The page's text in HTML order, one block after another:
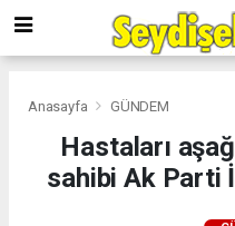
Anasayfa GÜNDEM
Hastaları
sahibi Ak Parti